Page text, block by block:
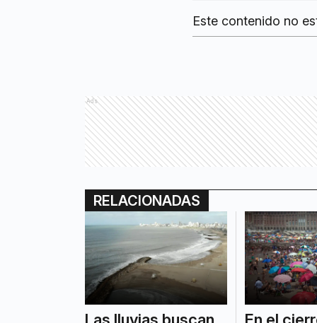
Este contenido no
Ads
RELACIONADAS